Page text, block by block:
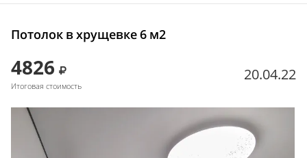
Потолок в хрущевке 6 м2
4826
Итоговая стоимость
20.04.22